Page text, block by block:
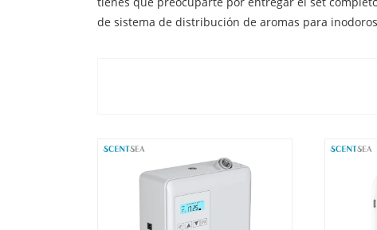
de sistema de distribución de aromas para